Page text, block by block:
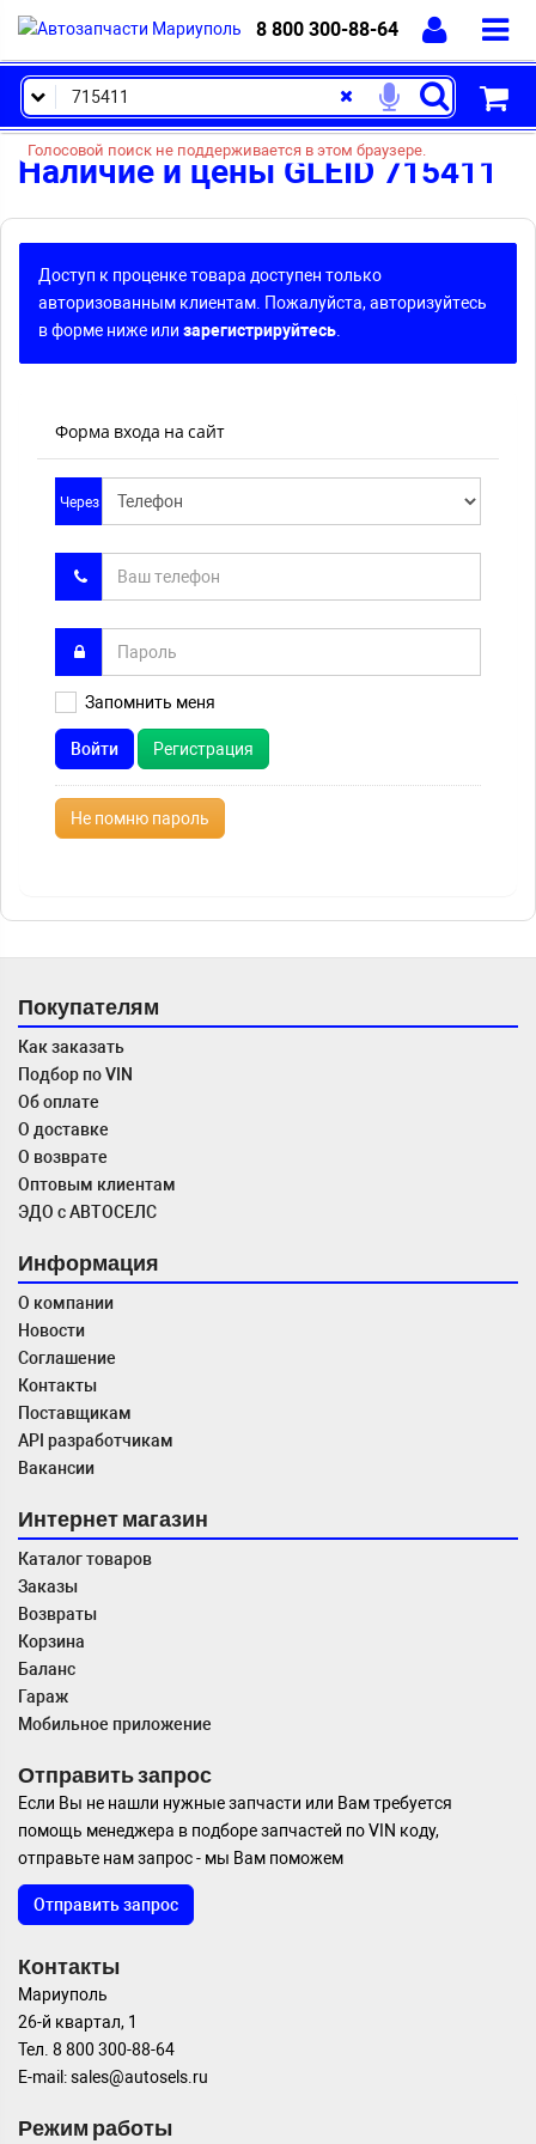
8 800 300-88-64
Голосовой поиск не поддерживается в этом браузере.
Наличие и цены GLEID 715411
Доступ к проценке товара доступен только
авторизованным клиентам. Пожалуйста, авторизуйтесь
в форме ниже или зарегистрируйтесь
Форма входа на сайт
Через
Запомнить меня
Войти Регистрация
Не помню пароль
Покупателям
Как заказать
Подбор по VIN
Об оплате
О доставке
О возврате
Оптовым клиентам
ЭДО с АВТОСЕЛС
Информация
О компании
Новости
Соглашение
Контакты
Поставщикам
API разработчикам
Вакансии
Интернет магазин
Каталог товаров
Заказы
Возвраты
Корзина
Баланс
Гараж
Мобильное приложение
Отправить запрос
Если Вы не нашли нужные запчасти или Вам требуется
помощь менеджера в подборе запчастей по VIN коду,
отправьте нам запрос - мы Вам поможем
Отправить запрос
Контакты
Мариуполь
26-й квартал, 1
Тел. 8 800 300-88-64
E-mail: sales@autosels.ru
Режим работы